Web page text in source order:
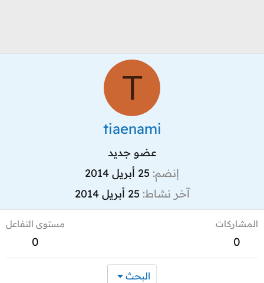
T
tiaenami
عضو جديد
إنضم 25 أبريل 2014
آخر نشاط 25 أبريل 2014
المشاركات
0
مستوى التفاعل
0
البحث